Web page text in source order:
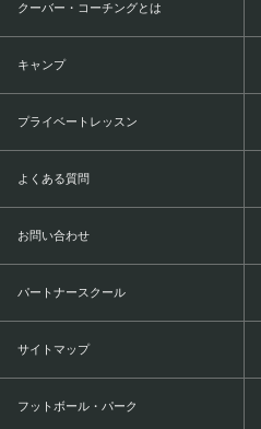
クーバー・コーチングとは
キャンプ
プライベートレッスン
よくある質問
お問い合わせ
パートナースクール
サイトマップ
フットボール・パーク